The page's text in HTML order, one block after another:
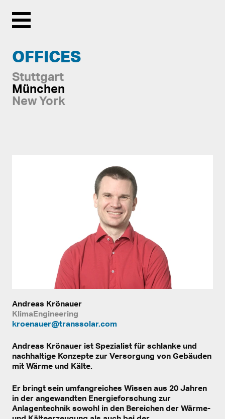
Menu
OFFICES
Stuttgart
München
New York
Andreas Krönauer
KlimaEngineering
kroenauer@transsolar.com
Andreas Krönauer ist Spezialist für schlanke und
nachhaltige Konzepte zur Versorgung von Gebäuden
mit Wärme und Kälte.
Er bringt sein umfangreiches Wissen aus 20 Jahren
in der angewandten Energieforschung zur
Anlagentechnik sowohl in den Bereichen der Wärme-